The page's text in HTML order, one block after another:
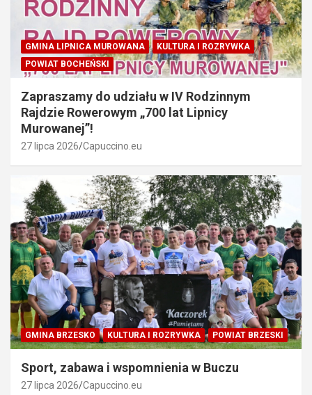
GMINA LIPNICA MUROWANA
KULTURA I ROZRYWKA
POWIAT BOCHEŃSKI
Zapraszamy do udziału w IV Rodzinnym
Rajdzie Rowerowym „700 lat Lipnicy
Murowanej”!
27 lipca 2026 Capuccino.eu
GMINA BRZESKO KULTURA I ROZRYWKA POWIAT BRZESKI
Sport, zabawa i wspomnienia w Buczu
27 lipca 2026 Capuccino.eu